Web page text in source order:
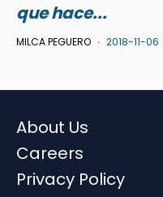
que hace...
MILCA PEGUERO 2018-11-06
About Us
Careers
Privacy Policy